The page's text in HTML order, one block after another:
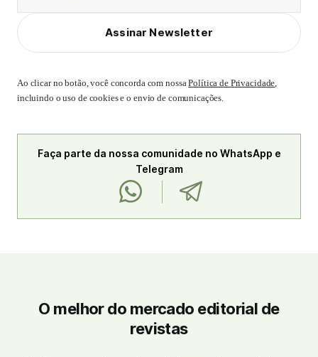
Assinar Newsletter
Ao clicar no botão, você concorda com nossaPolítica de Privacidade,
incluindo o uso de cookies e o envio de comunicações.
Faça parte da nossa comunidade no WhatsApp e
Telegram
O melhor do mercado editorial de
revistas